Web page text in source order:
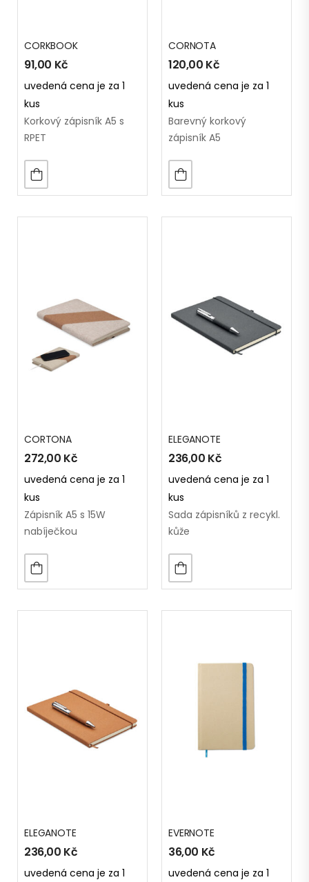
CORKBOOK
91,00 Kč
uvedená cena je za 1
kus
Korkový zápisník A5 s
RPET
CORNOTA
120,00 Kč
uvedená cena je za 1
kus
Barevný korkový
zápisník A5
CORTONA
272,00 Kč
uvedená cena je za 1
kus
Zápisník A5 s 15W
nabíječkou
ELEGANOTE
236,00 Kč
uvedená cena je za 1
kus
Sada zápisníků z recykl.
kůže
ELEGANOTE
236,00 Kč
uvedená cena je za 1
EVERNOTE
36,00 Kč
uvedená cena je za 1